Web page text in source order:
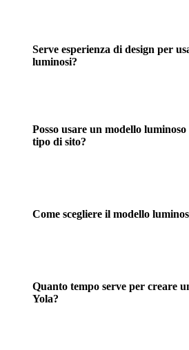
Serve esperienza di design per
luminosi?
Posso usare un modello
tipo di sito?
Come scegliere il modello
Quanto tempo serve per creare
Yola?